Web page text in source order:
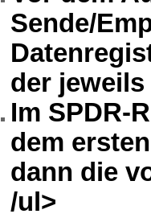
Sende/
der
Im SPDR-
dem
dann die
/ul>